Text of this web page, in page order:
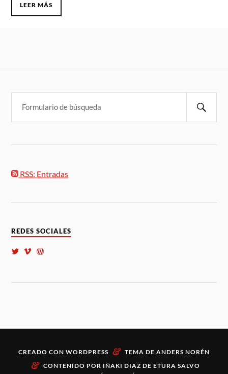
LEER MÁS
RSS: Entradas
REDES SOCIALES
CREADO CON WORDPRESS & TEMA DE ANDERS NORÉN
& CONTENIDO POR IÑAKI DIAZ DE ETURA SALVO